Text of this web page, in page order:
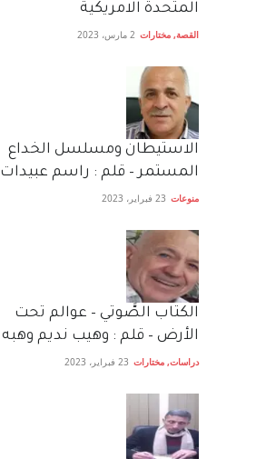
المتحدة الامريكية
القصة, مختارات 2 مارس، 2023
الاستيطان ومسلسل الخداع
المستمر – قلم : راسم عبيدات
منوعات 23 فبراير، 2023
الكتاب الصَّوتي – عوالم تحت
الأرض – قلم : وهيب نديم وهبه
دراسات, مختارات 23 فبراير، 2023